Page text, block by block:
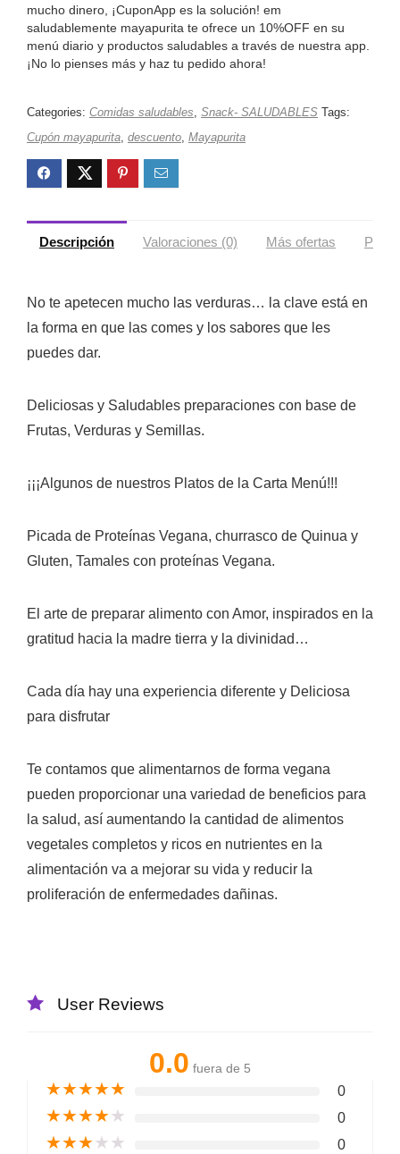
mucho dinero, ¡CuponApp es la solución! em
saludablemente mayapurita te ofrece un 10%OFF en su
menú diario y productos saludables a través de nuestra app.
¡No lo pienses más y haz tu pedido ahora!
Categories: Comidas saludables Snack- SALUDABLES Tags:
Cupón mayapurita descuento Mayapurita
Descripción Valoraciones (0) Más ofertas
No te apetecen mucho las verduras… la clave está en
la forma en que las comes y los sabores que les
puedes dar.
Deliciosas y Saludables preparaciones con base de
Frutas, Verduras y Semillas.
¡¡¡Algunos de nuestros Platos de la Carta Menú!!!
Picada de Proteínas Vegana, churrasco de Quinua y
Gluten, Tamales con proteínas Vegana.
El arte de preparar alimento con Amor, inspirados en la
gratitud hacia la madre tierra y la divinidad…
Cada día hay una experiencia diferente y Deliciosa
para disfrutar
Te contamos que alimentarnos de forma vegana
pueden proporcionar una variedad de beneficios para
la salud, así aumentando la cantidad de alimentos
vegetales completos y ricos en nutrientes en la
alimentación va a mejorar su vida y reducir la
proliferación de enfermedades dañinas.
User Reviews
0.0 fuera de 5
★★★★★ 0
★★★★★ 0
★★★★★ 0